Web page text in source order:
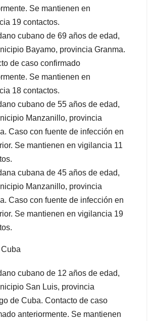
Se mantienen en
19 contactos.
cubano de 69 años de edad,
Bayamo, provincia Granma.
de caso confirmado
Se mantienen en
18 contactos.
cubano de 55 años de edad,
Manzanillo, provincia
Caso con fuente de infección en
Se mantienen en vigilancia 11
cubana de 45 años de edad,
Manzanillo, provincia
Caso con fuente de infección en
Se mantienen en vigilancia 19
cubano de 12 años de edad,
San Luis, provincia
de Cuba. Contacto de caso
anteriormente. Se mantienen